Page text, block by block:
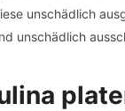
unschädlich
unschädlich